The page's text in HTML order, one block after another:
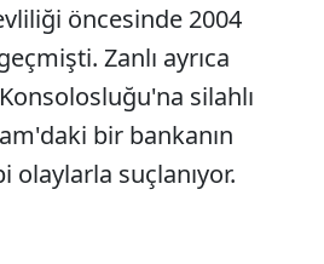
öncesinde 2004
Zanlı ayrıca
silahlı
bir bankanın
olaylarla suçlanıyor.